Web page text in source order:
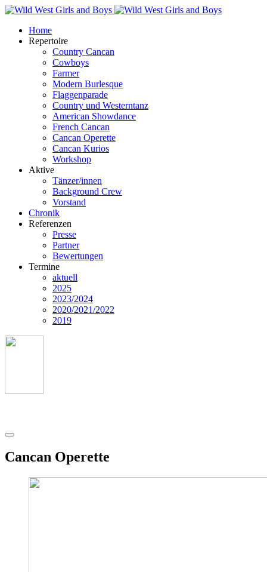
Home
Repertoire
Country Cancan
Cowboys
Farmer
Modern Burlesque
Flaggenparade
Country und Westerntanz
American Showdance
French Cancan
Cancan Operette
Cancan Kurios
Workshop
Aktive
Tänzer/innen
Background Crew
Vorstand
Chronik
Referenzen
Presse
Partner
Bewertungen
Termine
aktuell
2025
2023/2024
2020/2021/2022
2019
Cancan Operette